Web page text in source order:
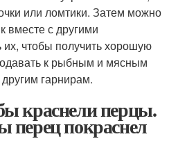
или ломтики. Затем можно
вместе с другими
чтобы получить хорошую
к рыбным и мясным
гарнирам.
краснели перцы.
перец покраснел